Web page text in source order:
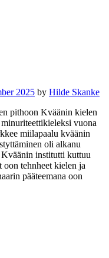
2025 by Hilde Skanke
pithoon Kväänin kielen
vuona
miilapaalu kväänin
oli alkanu
institutti kuttuu
tehnheet kielen ja
pääteemana oon